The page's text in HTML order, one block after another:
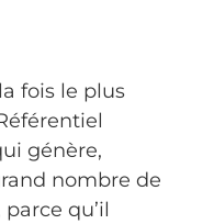
fois le plus
génère,
nombre de
qu’il